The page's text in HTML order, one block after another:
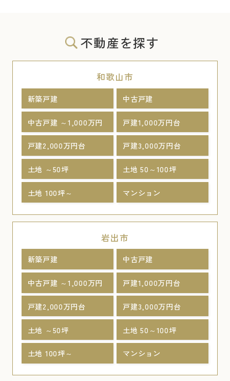
不動産を探す
和歌山市
新築戸建 中古戸建
中古戸建 ～1,000万円 戸建1,000万円台
戸建2,000万円台 戸建3,000万円台
土地 ～50坪 土地 50～100坪
土地 100坪～ マンション
岩出市
新築戸建 中古戸建
中古戸建 ～1,000万円 戸建1,000万円台
戸建2,000万円台 戸建3,000万円台
土地 ～50坪 土地 50～100坪
土地 100坪～ マンション